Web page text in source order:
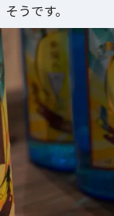
そうです。